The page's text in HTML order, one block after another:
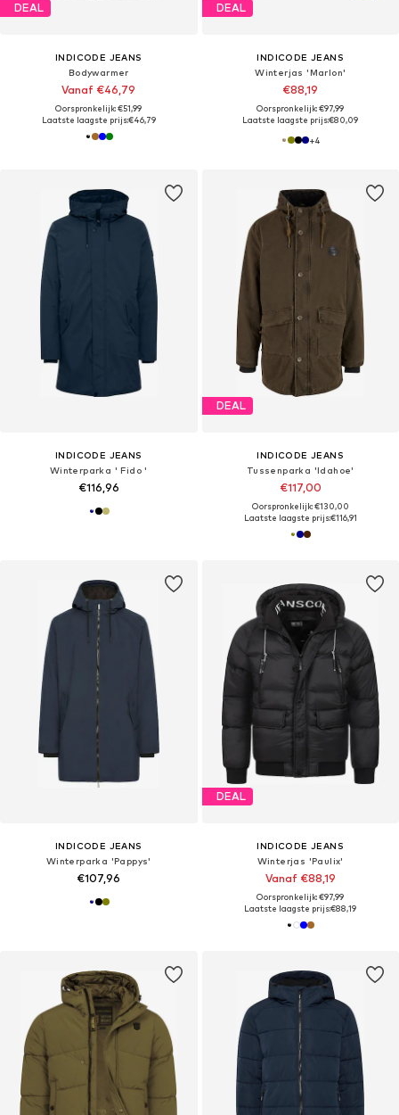
DEAL
INDICODE JEANS
Bodywarmer
Vanaf €46,79
Oorspronkelijk: €51,99
Laatste laagste prijs:€46,79
DEAL
INDICODE JEANS
Winterjas 'Marlon'
€88,19
Oorspronkelijk: €97,99
Laatste laagste prijs:€80,09
+4
INDICODE JEANS
Winterparka ' Fido '
€116,96
DEAL
INDICODE JEANS
Tussenparka 'Idahoe'
€117,00
Oorspronkelijk: €130,00
Laatste laagste prijs:€116,91
INDICODE JEANS
Winterparka 'Pappys'
€107,96
DEAL
INDICODE JEANS
Winterjas 'Paulix'
Vanaf €88,19
Oorspronkelijk: €97,99
Laatste laagste prijs:€88,19